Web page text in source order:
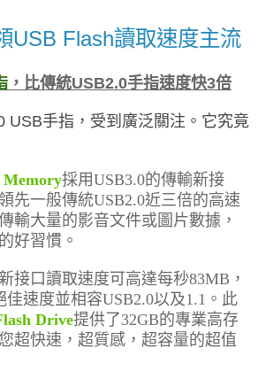
USB Flash讀取速度主流
，比傳統USB2.0手指速度快3倍
USB手指，受到廣泛關注。它究竟
Memory採用USB3.0的傳輸新接
先一般傳統USB2.0近三倍的高速
輸大量的影音文件或圖片數據，
好習慣。
接口讀取速度可高達每秒83MB ，
佳速度並相容USB2.0以及1.1 。此
Drive提供了32GB的專業高存
超快速，超質感，超容量的超值